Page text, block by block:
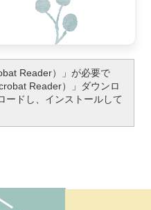
Reader）」が必要で
Reader）」ダウンロ
ードし、インストールして